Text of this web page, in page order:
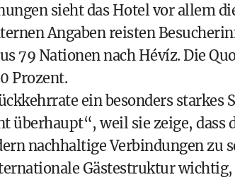
sieht das Hotel vor allem
Angaben reisten
79 Nationen nach Hévíz. Die
Prozent.
ein besonders starkes
überhaupt“, weil sie zeige, dass
nachhaltige Verbindungen zu
Gästestruktur